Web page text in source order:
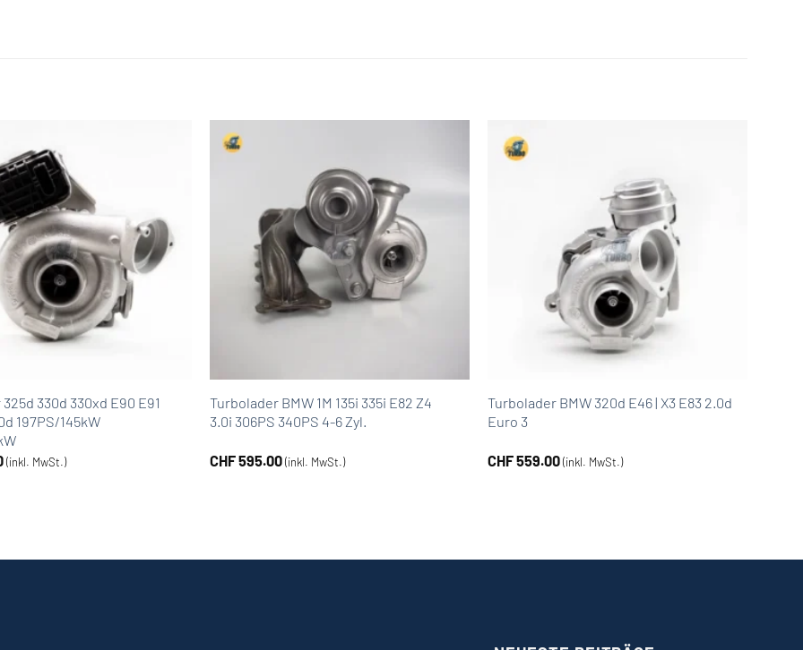
330d 330xd E90 E91
197PS/145kW
(inkl. MwSt.)
Turbolader BMW 1M 135i 335i E82 Z4
3.0i 306PS 340PS 4-6 Zyl.
CHF595.00 (inkl. MwSt.)
Turbolader BMW 320d E46 | X3 E83 2.0d
Euro 3
CHF559.00 (inkl. MwSt.)